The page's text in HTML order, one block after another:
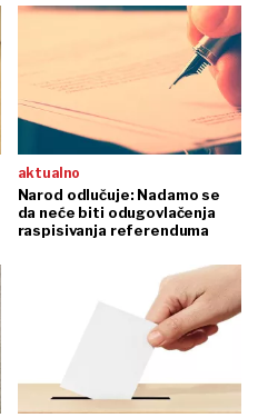
aktualno
Narod odlučuje: Nadamo se
da neće biti odugovlačenja
raspisivanja referenduma